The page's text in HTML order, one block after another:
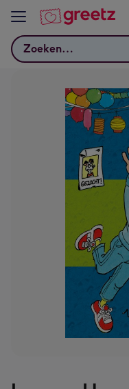
Bekijk meer
Zoeken